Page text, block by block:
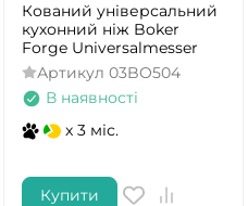
Кований універсальний
кухонний ніж Boker
Forge Universalmesser
Артикул 03BO504
В наявності
x 3 міс.
Купити